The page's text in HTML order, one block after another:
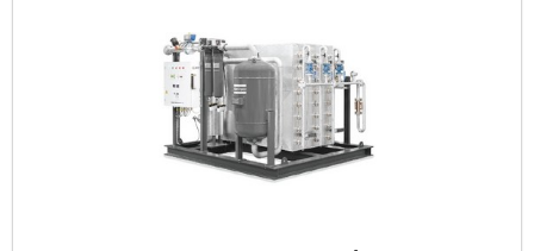
EMPRESAS DE GERADORES EM SP
EMPRESAS DE GERADORES DIESEL
EMPRESAS DE GERADORES DE ENERGIA
EMPRESAS DE ENERGIA SOLAR
EMPRESA ESPECIALIZADA EM MANUTENÇÃO DE GERADORES